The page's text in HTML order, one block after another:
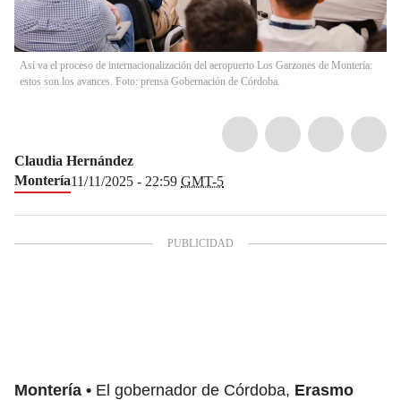
Así va el proceso de internacionalización del aeropuerto Los Garzones de Montería:
estos son los avances. Foto: prensa Gobernación de Córdoba.
Claudia Hernández
Montería11/11/2025 - 22:59 GMT-5
Montería El gobernador de Córdoba, Erasmo